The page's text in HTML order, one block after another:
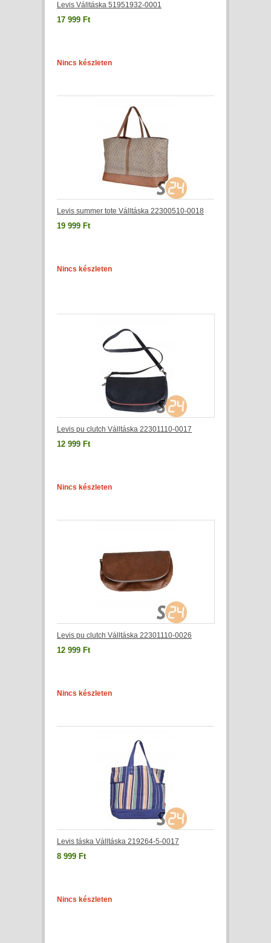
Levis Válltáska 51951932-0001
17 999 Ft
Nincs készleten
Levis summer tote Válltáska 22300510-0018
19 999 Ft
Nincs készleten
Levis pu clutch Válltáska 22301110-0017
12 999 Ft
Nincs készleten
Levis pu clutch Válltáska 22301110-0026
12 999 Ft
Nincs készleten
Levis táska Válltáska 219264-5-0017
8 999 Ft
Nincs készleten